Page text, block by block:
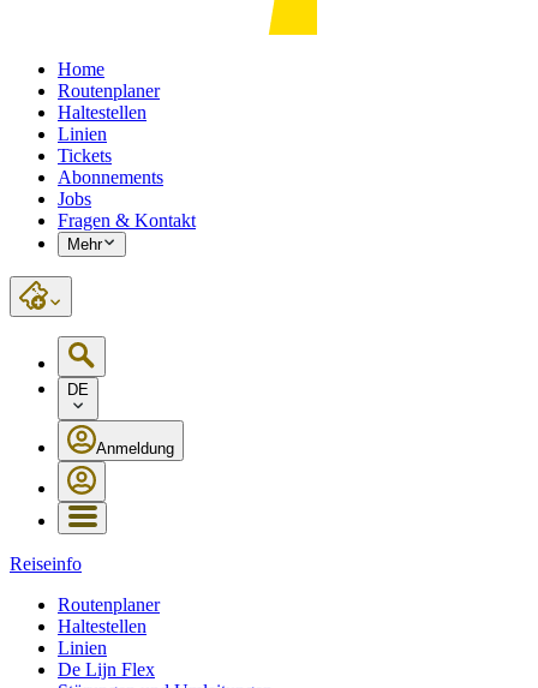
Home
Routenplaner
Haltestellen
Linien
Tickets
Abonnements
Jobs
Fragen & Kontakt
Mehr
DE
Anmeldung
Reiseinfo
Routenplaner
Haltestellen
Linien
De Lijn Flex